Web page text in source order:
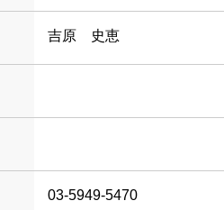
吉原 史恵
03-5949-5470